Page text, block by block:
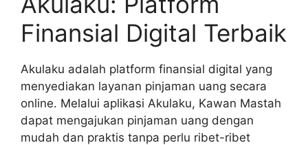
Finansial Digital Terbaik
Akulaku adalah platform finansial digital yang
menyediakan layanan pinjaman uang secara
online. Melalui aplikasi Akulaku, Kawan Mastah
dapat mengajukan pinjaman uang dengan
mudah dan praktis tanpa perlu ribet-ribet